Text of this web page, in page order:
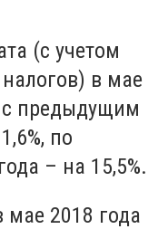
(с учетом
в мае
с предыдущим
по
– на 15,5%.
2018 года